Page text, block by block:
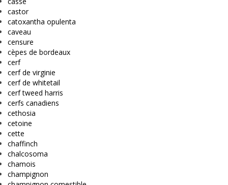
castor
catoxantha opulenta
caveau
censure
cèpes de bordeaux
cerf
cerf de virginie
cerf de whitetail
cerf tweed harris
cerfs canadiens
cethosia
cetoine
cette
chaffinch
chalcosoma
chamois
champignon